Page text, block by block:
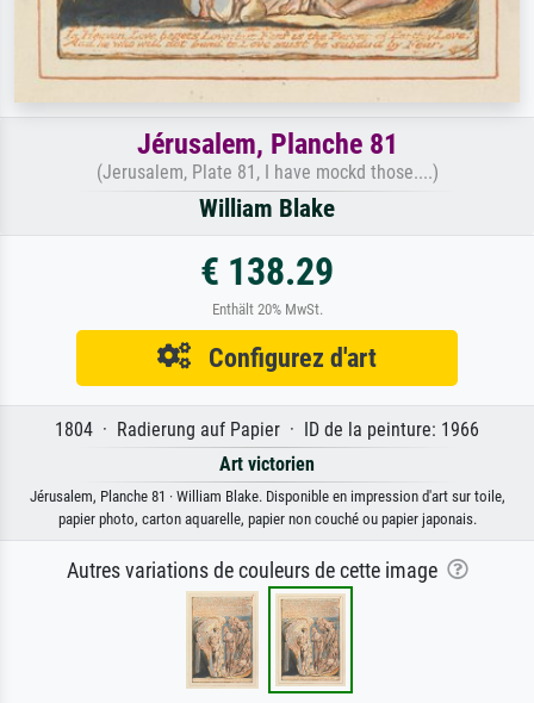
Jérusalem, Planche 81
(Jerusalem, Plate 81, I have mockd those....)
William Blake
€ 138.29
Enthält 20% MwSt.
Configurez d'art
1804 · Radierung auf Papier · ID de la peinture: 1966
Art victorien
Jérusalem, Planche 81 · William Blake. Disponible en impression d'art sur toile,
papier photo, carton aquarelle, papier non couché ou papier japonais.
Autres variations de couleurs de cette image